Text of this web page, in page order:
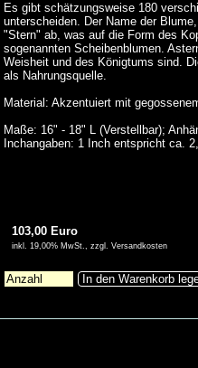
Es gibt schätzungsweise 180
unterscheiden. Der Name der
"Stern" ab, was auf die Form des
sogenannten Scheibenblumen.
Weisheit und des Königtums sind.
als Nahrungsquelle.
Material: Akzentuiert mit
Maße: 16" - 18" L (Verstellbar);
Inchangaben: 1 Inch entspricht ca.
103,00 Euro
inkl. 19,00% MwSt., zzgl. Versandkosten
In den Warenkorb